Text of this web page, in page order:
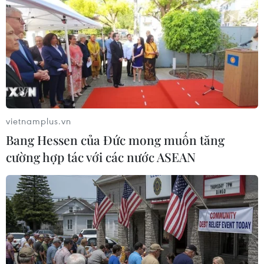
Sissi đang cần sự trợ giúp từ chính quyền của
Tổng thống Mỹ Joe Biden, chưa nói đến việc các
nghị sỹ Đảng Dân chủ đang chỉ trích chính
quyền của ông Sissi vi phạm nhân quyền. Đây
là lý do Ai Cập đang cần Israel làm đồng minh
trong câu chuyện liên quan tới Mỹ.
vietnamplus.vn
Bang Hessen của Đức mong muốn tăng
cường hợp tác với các nước ASEAN